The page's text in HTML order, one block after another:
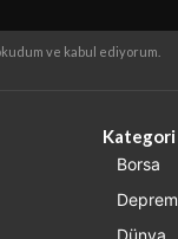
ve kabul ediyorum.
Kategori
Borsa
Deprem